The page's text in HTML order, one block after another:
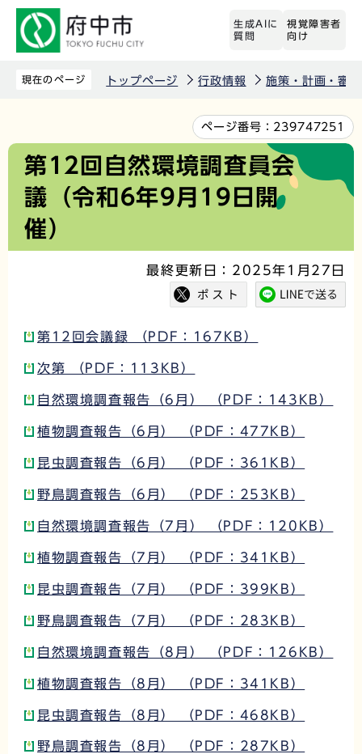
先
生成AIに
質問
視覚障害者
向け
現在のページ トップページ 行政情報 施策・計画・審
文
ページ番号： 239747251
第12回自然環境調査員会
議（令和6年9月19日開
催）
最終更新日：2025年1月27日
第12回会議録 （PDF：167KB）
次第 （PDF：113KB）
自然環境調査報告（6月） （PDF：143KB）
植物調査報告（6月） （PDF：477KB）
昆虫調査報告（6月） （PDF：361KB）
野鳥調査報告（6月） （PDF：253KB）
自然環境調査報告（7月） （PDF：120KB）
植物調査報告（7月） （PDF：341KB）
昆虫調査報告（7月） （PDF：399KB）
野鳥調査報告（7月） （PDF：283KB）
自然環境調査報告（8月） （PDF：126KB）
植物調査報告（8月） （PDF：341KB）
昆虫調査報告（8月） （PDF：468KB）
野鳥調査報告（8月） （PDF：287KB）